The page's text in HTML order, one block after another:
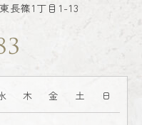
長篠1丁目1-13
木 金 土 日